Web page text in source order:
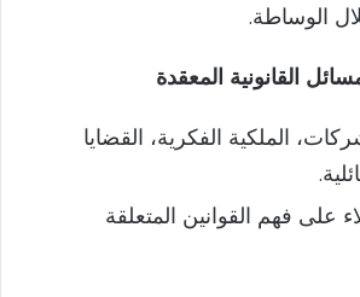
الوساطة.
القانونية المعقدة
الملكية الفكرية، القضايا
على فهم القوانين المتعلقة